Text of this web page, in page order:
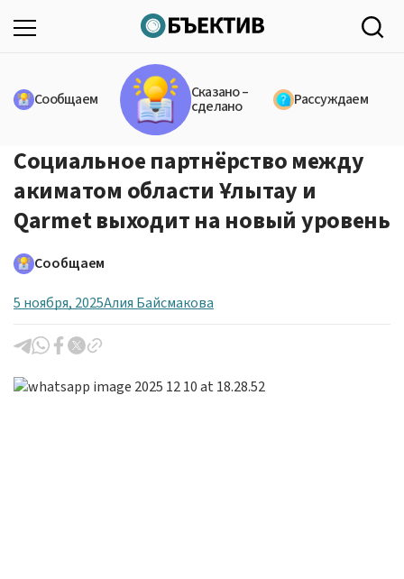
Сообщаем Сказано –
сделано Рассуждаем
Социальное партнёрство между
акиматом области Ұлытау и
Qarmet выходит на новый уровень
Сообщаем
5 ноября, 2025Алия Байсмакова